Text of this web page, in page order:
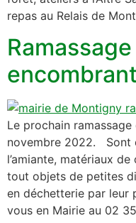
repas au Relais de
Le prochain
novembre 2022. Sont
l’amiante, matériaux
tout objets de petites
en déchetterie par
vous en Mairie au 02